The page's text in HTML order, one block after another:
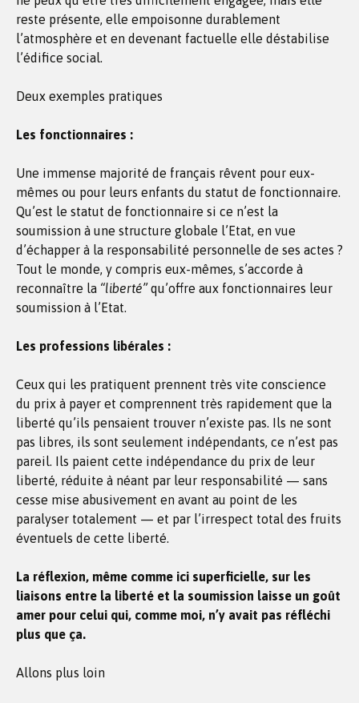
reste présente, elle empoisonne durablement
l’atmosphère et en devenant factuelle elle déstabilise
l’édifice social.
Deux exemples pratiques
Les fonctionnaires :
Une immense majorité de français rêvent pour eux-
mêmes ou pour leurs enfants du statut de fonctionnaire.
Qu’est le statut de fonctionnaire si ce n’est la
soumission à une structure globale l’Etat, en vue
d’échapper à la responsabilité personnelle de ses actes ?
Tout le monde, y compris eux-mêmes, s’accorde à
reconnaître la “liberté”qu’offre aux fonctionnaires leur
soumission à l’Etat.
Les professions libérales :
Ceux qui les pratiquent prennent très vite conscience
du prix à payer et comprennent très rapidement que la
liberté qu’ils pensaient trouver n’existe pas. Ils ne sont
pas libres, ils sont seulement indépendants, ce n’est pas
pareil. Ils paient cette indépendance du prix de leur
liberté, réduite à néant par leur responsabilité — sans
cesse mise abusivement en avant au point de les
paralyser totalement — et par l’irrespect total des fruits
éventuels de cette liberté.
La réflexion, même comme ici superficielle, sur les
liaisons entre la liberté et la soumission laisse un goût
amer pour celui qui, comme moi, n’y avait pas réfléchi
plus que ça.
Allons plus loin